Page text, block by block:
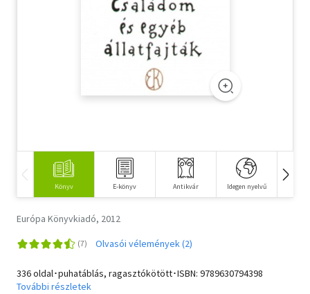
Társadalomtudomány
Könyv E-könyv Antikvár Idegen nyelvű
Európa Könyvkiadó, 2012
Olvasói vélemények (2)
336 oldal･puhatáblás, ragasztókötött･ISBN: 9789630794398
További részletek